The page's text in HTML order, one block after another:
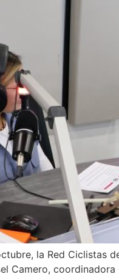
la Red Ciclistas
Camero,